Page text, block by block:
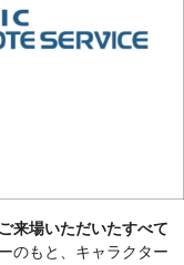
ご来場いただいたすべて
のもと、キャラクター